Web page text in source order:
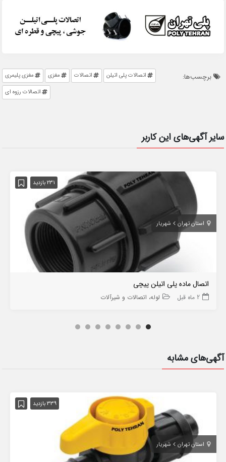
برچسب‌ها: اتصالات پلی اتیلن اتصالات مغزی
مغزی پلیمری
اتصالات رزوه ای
سایر آگهی‌های این کاربر
231 بازدید
استان تهران شهریار
اتصال ماده پلی اتیلن پیچی
2 ماه قبل لوله، اتصالات و شیرآلات
آگهی‌های مشابه
339 بازدید
استان تهران شهریار